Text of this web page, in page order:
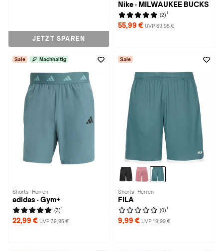
JETZT SPAREN
Nike · MILWAUKEE BUCKS
(2) 1
55,99 € UVP 69,95 €
Sale Nachhaltig
Shorts · Herren
adidas · Gym+
(3) 1
22,99 € UVP 39,95 €
Sale
Shorts · Herren
FILA
(0) 1
9,99 € UVP 19,99 €